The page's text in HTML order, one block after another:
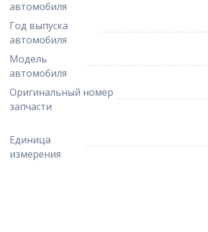
автомобиля
Год выпуска
автомобиля
Модель
автомобиля
Оригинальный номер
запчасти
Единица
измерения